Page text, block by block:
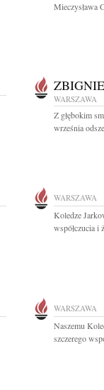
Mieczysława
WARSZAWA
Z głębokim
września
WARSZAWA
Koledze
współczucia i
WARSZAWA
Naszemu
szczerego